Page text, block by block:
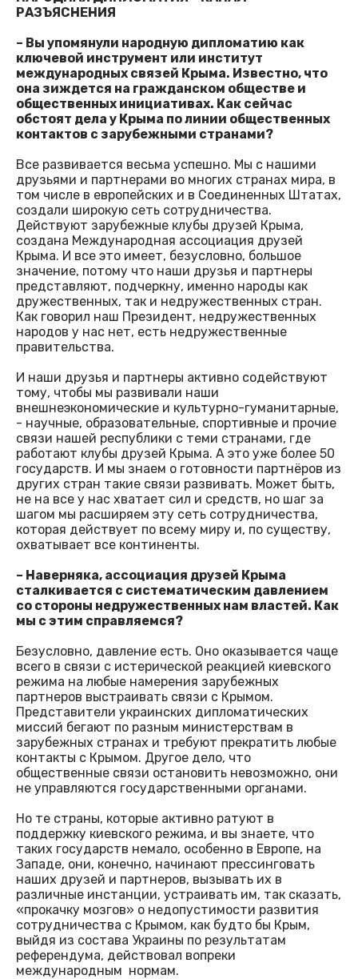
РАЗЪЯСНЕНИЯ
– Вы упомянули народную дипломатию как
ключевой инструмент или институт
международных связей Крыма. Известно, что
она зиждется на гражданском обществе и
общественных инициативах. Как сейчас
обстоят дела у Крыма по линии общественных
контактов с зарубежными странами?
Все развивается весьма успешно. Мы с нашими
друзьями и партнерами во многих странах мира, в
том числе в европейских и в Соединенных Штатах,
создали широкую сеть сотрудничества.
Действуют зарубежные клубы друзей Крыма,
создана Международная ассоциация друзей
Крыма. И все это имеет, безусловно, большое
значение, потому что наши друзья и партнеры
представляют, подчеркну, именно народы как
дружественных, так и недружественных стран.
Как говорил наш Президент, недружественных
народов у нас нет, есть недружественные
правительства.
И наши друзья и партнеры активно содействуют
тому, чтобы мы развивали наши
внешнеэкономические и культурно-гуманитарные,
- научные, образовательные, спортивные и прочие
связи нашей республики с теми странами, где
работают клубы друзей Крыма. А это уже более 50
государств. И мы знаем о готовности партнёров из
других стран такие связи развивать. Может быть,
не на все у нас хватает сил и средств, но шаг за
шагом мы расширяем эту сеть сотрудничества,
которая действует по всему миру и, по существу,
охватывает все континенты.
– Наверняка, ассоциация друзей Крыма
сталкивается с систематическим давлением
со стороны недружественных нам властей. Как
мы с этим справляемся?
Безусловно, давление есть. Оно оказывается чаще
всего в связи с истерической реакцией киевского
режима на любые намерения зарубежных
партнеров выстраивать связи с Крымом.
Представители украинских дипломатических
миссий бегают по разным министерствам в
зарубежных странах и требуют прекратить любые
контакты с Крымом. Другое дело, что
общественные связи остановить невозможно, они
не управляются государственными органами.
Но те страны, которые активно ратуют в
поддержку киевского режима, и вы знаете, что
таких государств немало, особенно в Европе, на
Западе, они, конечно, начинают прессинговать
наших друзей и партнеров, вызывать их в
различные инстанции, устраивать им, так сказать,
«прокачку мозгов» о недопустимости развития
сотрудничества с Крымом, как будто бы Крым,
выйдя из состава Украины по результатам
референдума, действовал вопреки
международным нормам.